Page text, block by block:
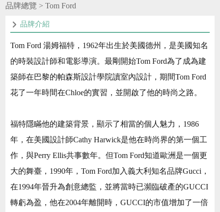
品牌總覽 > Tom Ford
品牌介紹
Tom Ford 湯姆福特，1962年出生於美國德州，是美國知名
的時裝設計師和電影導演。最剛開始Tom Ford為了成為建
築師在巴黎的帕森斯設計學院讀室內設計，期間Tom Ford
花了一年時間在Chloe的實習，並開啟了他的時尚之路。
福特隱瞞他的建築背景，顯示了相當的個人魅力，1986
年，在美國設計師Cathy Harwick是他在時尚界的第一個工
作，與Perry Ellis共事數年。但Tom Ford知道歐洲是一個更
大的舞臺，1990年，Tom Ford加入義大利知名品牌Gucci，
在1994年晉升為創意總監，並將當時已瀕臨破產的GUCCI
轉虧為盈，他在2004年離開時，GUCCI的市值增加了一倍